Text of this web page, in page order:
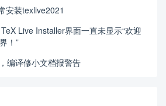
安装texlive2021
Live Installer界面一直未显示“欢迎
！”
编译修小文档报警告